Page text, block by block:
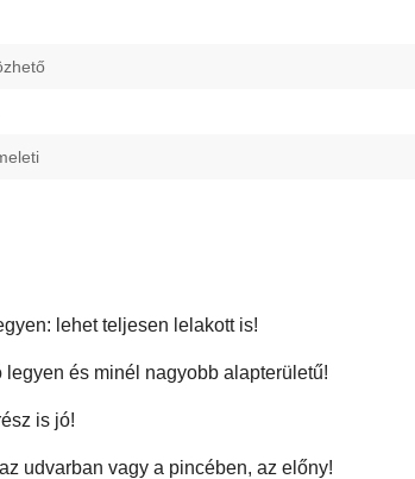
lehet teljesen lelakott is!
legyen és minél nagyobb alapterületű!
is jó!
udvarban vagy a pincében, az előny!